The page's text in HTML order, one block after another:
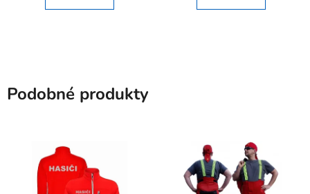
Podobné produkty